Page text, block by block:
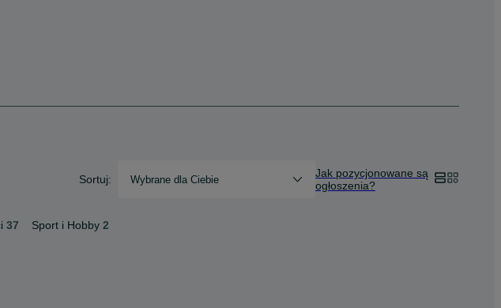
Sortuj: Wybrane dla Ciebie
Jak pozycjonowane są
ogłoszenia?
37 Sport i Hobby 2